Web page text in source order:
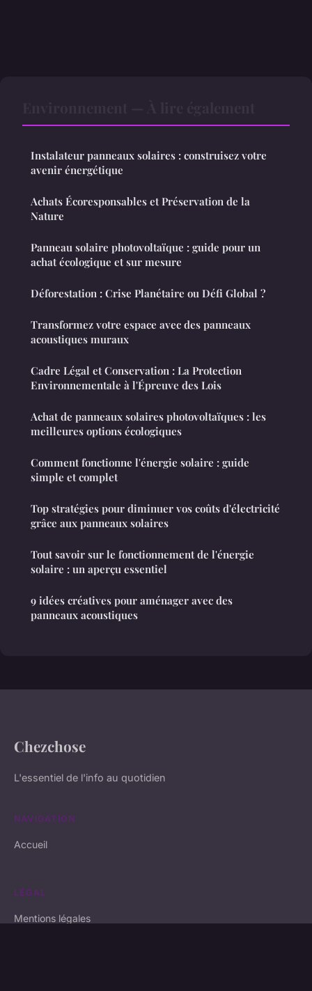
Instalateur panneaux solaires : construisez votre
avenir énergétique
Achats Écoresponsables et Préservation de la
Nature
Panneau solaire photovoltaïque : guide pour un
achat écologique et sur mesure
Déforestation : Crise Planétaire ou Défi Global ?
Transformez votre espace avec des panneaux
acoustiques muraux
Cadre Légal et Conservation : La Protection
Environnementale à l'Épreuve des Lois
Achat de panneaux solaires photovoltaïques : les
meilleures options écologiques
Comment fonctionne l'énergie solaire : guide
simple et complet
Top stratégies pour diminuer vos coûts d'électricité
grâce aux panneaux solaires
Tout savoir sur le fonctionnement de l'énergie
solaire : un aperçu essentiel
9 idées créatives pour aménager avec des
panneaux acoustiques
Chezchose
L'essentiel de l'info au quotidien
NAVIGATION
Accueil
LÉGAL
Mentions légales